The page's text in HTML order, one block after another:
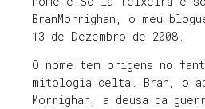
BranMorrighan, o meu
13 de Dezembro de 2008.
O nome tem origens no
mitologia celta. Bran, o
Morrighan, a deusa da